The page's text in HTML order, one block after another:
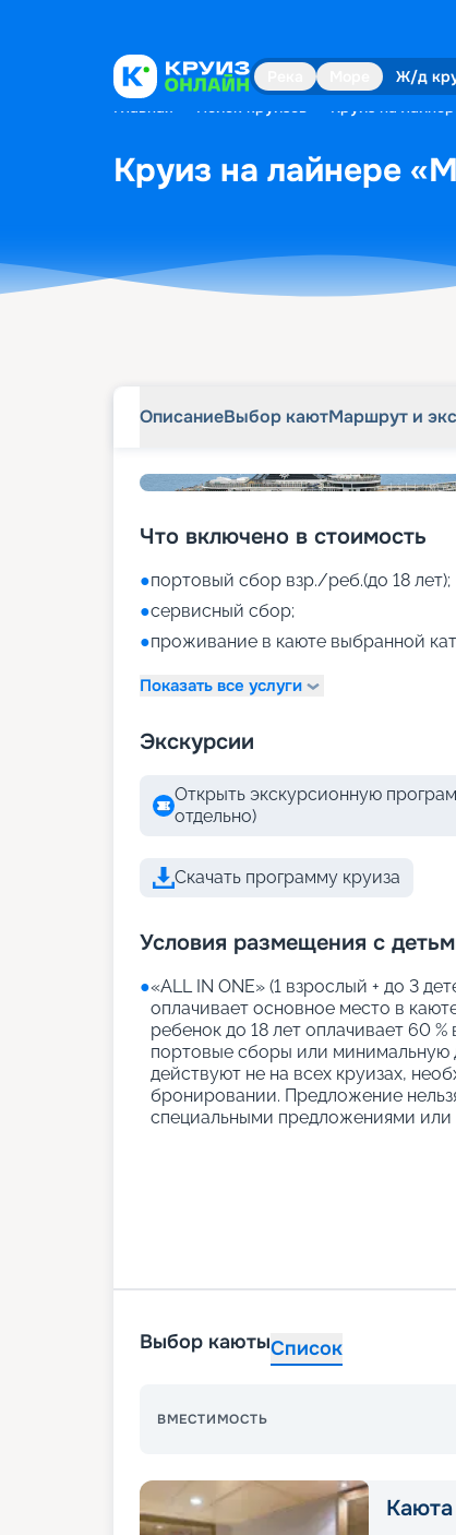
Ж/д
Главная Поиск круизов Круиз на
Круиз на лайнере
ОписаниеВыбор каютМаршрут и
Что включено в стоимость
●портовый сбор взр./реб.(до 18 лет);
●сервисный сбор;
●проживание в каюте выбранной
Показать все услуги
Экскурсии
Открыть экскурсионную
отдельно)
Скачать программу круиза
Условия размещения с
●«АLL IN ONE» (1 взрослый + до 3
оплачивает основное место в
ребенок до 18 лет оплачивает 60
портовые сборы или минимальную
действуют не на всех круизах,
бронировании. Предложение
специальными предложениями
Выбор каютыСписок
ВМЕСТИМОСТЬ